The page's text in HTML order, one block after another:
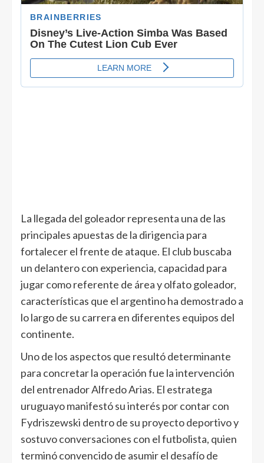
La llegada del goleador representa una de las
principales apuestas de la dirigencia para
fortalecer el frente de ataque. El club buscaba
un delantero con experiencia, capacidad para
jugar como referente de área y olfato goleador,
características que el argentino ha demostrado a
lo largo de su carrera en diferentes equipos del
continente.
Uno de los aspectos que resultó determinante
para concretar la operación fue la intervención
del entrenador Alfredo Arias. El estratega
uruguayo manifestó su interés por contar con
Fydriszewski dentro de su proyecto deportivo y
sostuvo conversaciones con el futbolista, quien
terminó convencido de asumir el desafío de